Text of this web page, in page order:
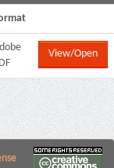
View/Open